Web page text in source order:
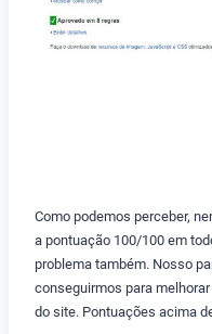
Como podemos perceber,
a pontuação 100/100 em
problema também. Nosso
conseguirmos para
do site. Pontuações acima